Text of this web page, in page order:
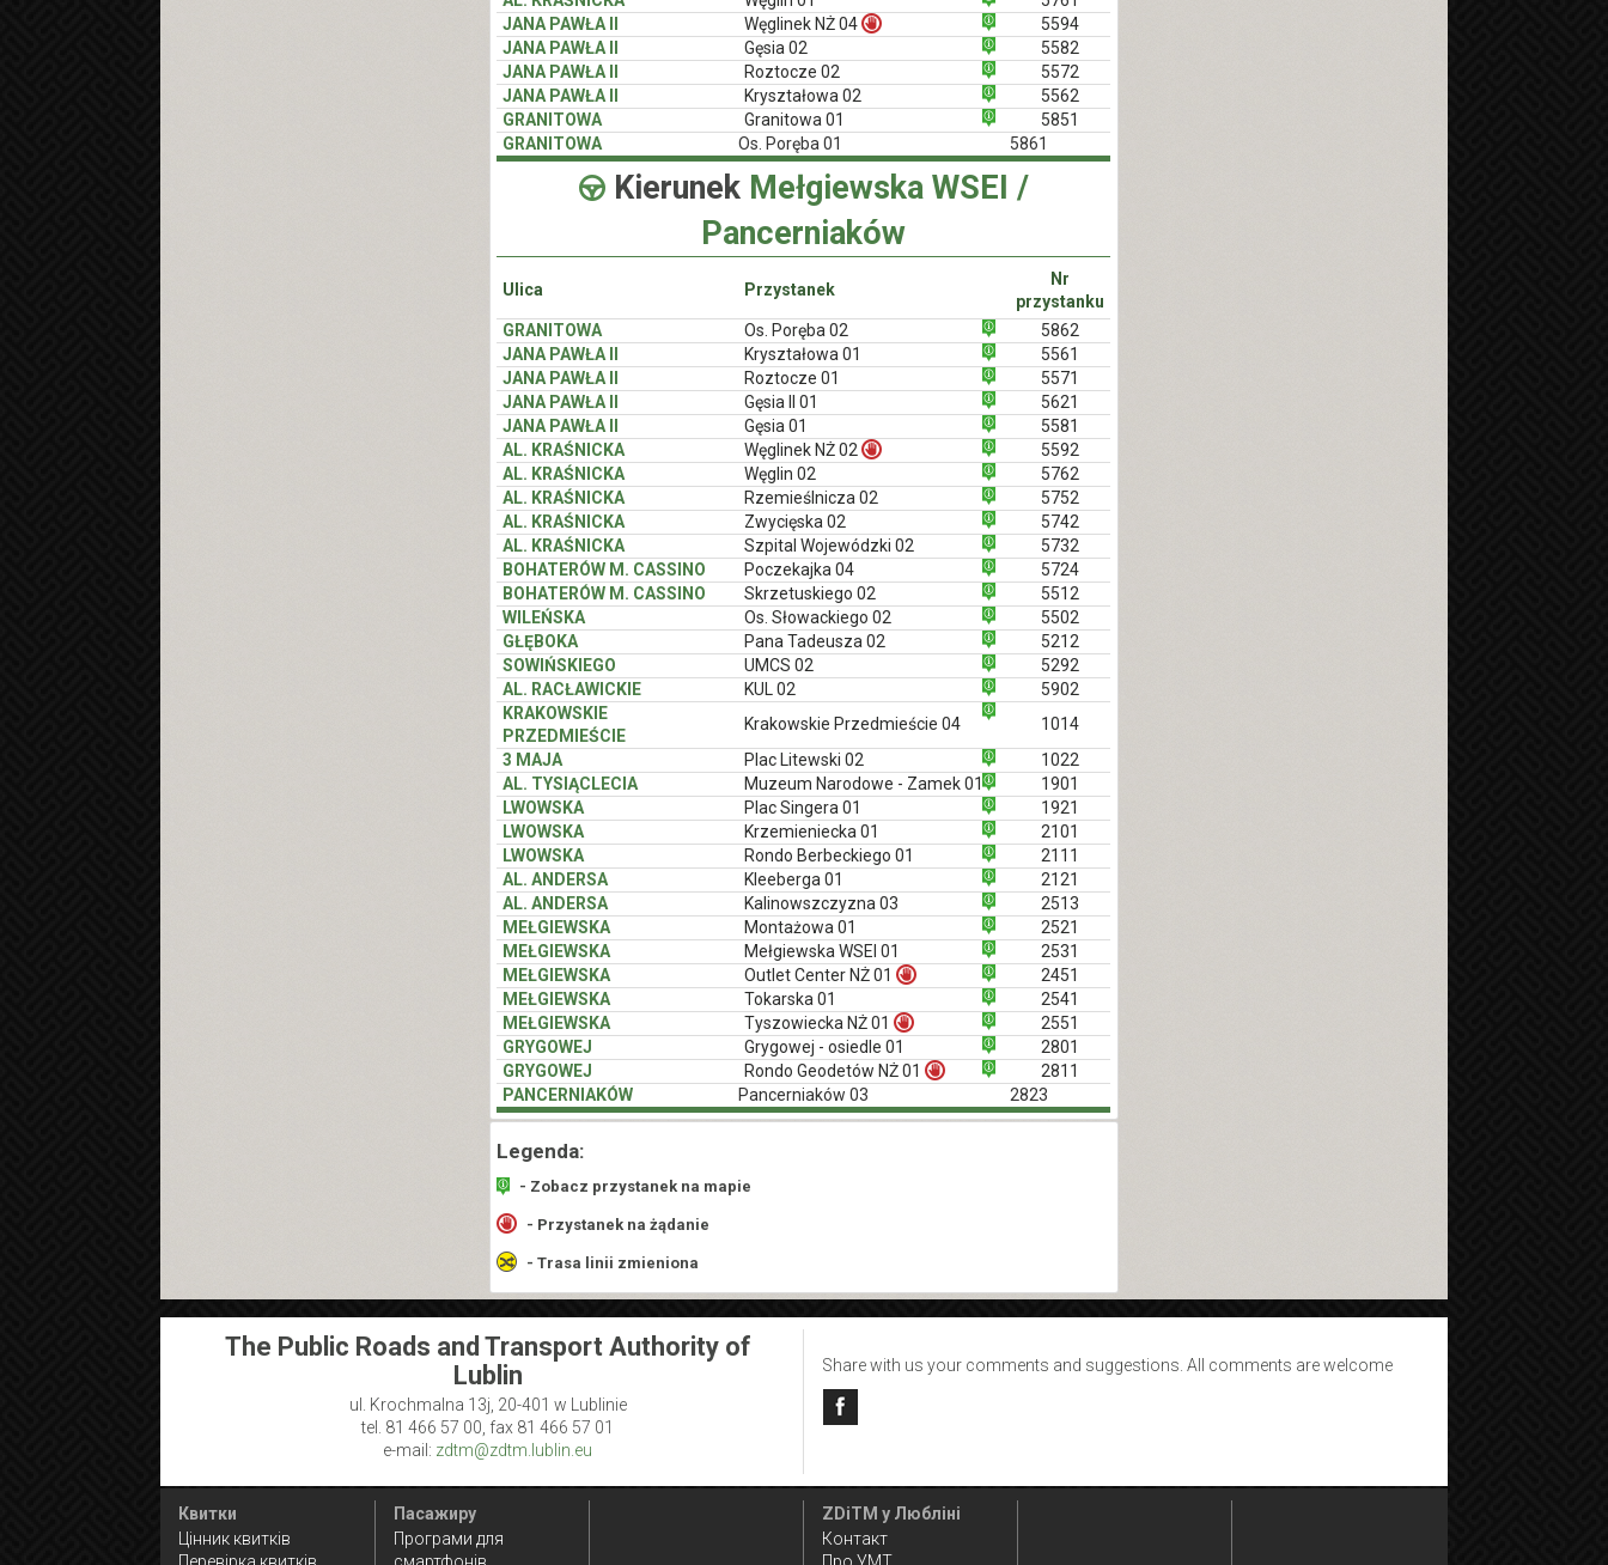
JANA PAWŁA II
Węglinek NŻ 04
5594
JANA PAWŁA II
Gęsia 02
5582
JANA PAWŁA II
Roztocze 02
5572
JANA PAWŁA II
Kryształowa 02
5562
GRANITOWA
Granitowa 01
5851
GRANITOWA
Os. Poręba 01 5861
Kierunek Mełgiewska WSEI /
Pancerniaków
Ulica Przystanek
Nr
przystanku
GRANITOWA
Os. Poręba 02
5862
JANA PAWŁA II
Kryształowa 01
5561
JANA PAWŁA II
Roztocze 01
5571
JANA PAWŁA II
Gęsia II 01
5621
JANA PAWŁA II
Gęsia 01
5581
AL. KRAŚNICKA
Węglinek NŻ 02
5592
AL. KRAŚNICKA
Węglin 02
5762
AL. KRAŚNICKA
Rzemieślnicza 02
5752
AL. KRAŚNICKA
Zwycięska 02
5742
AL. KRAŚNICKA
Szpital Wojewódzki 02
5732
BOHATERÓW M. CASSINO
Poczekajka 04
5724
BOHATERÓW M. CASSINO
Skrzetuskiego 02
5512
WILEŃSKA
Os. Słowackiego 02
5502
GŁĘBOKA
Pana Tadeusza 02
5212
SOWIŃSKIEGO
UMCS 02
5292
AL. RACŁAWICKIE
KUL 02
5902
KRAKOWSKIE
PRZEDMIEŚCIE
Krakowskie Przedmieście 04
1014
3 MAJA
Plac Litewski 02
1022
AL. TYSIĄCLECIA
Muzeum Narodowe - Zamek 01
1901
LWOWSKA
Plac Singera 01
1921
LWOWSKA
Krzemieniecka 01
2101
LWOWSKA
Rondo Berbeckiego 01
2111
AL. ANDERSA
Kleeberga 01
2121
AL. ANDERSA
Kalinowszczyzna 03
2513
MEŁGIEWSKA
Montażowa 01
2521
MEŁGIEWSKA
Mełgiewska WSEI 01
2531
MEŁGIEWSKA
Outlet Center NŻ 01
2451
MEŁGIEWSKA
Tokarska 01
2541
MEŁGIEWSKA
Tyszowiecka NŻ 01
2551
GRYGOWEJ
Grygowej - osiedle 01
2801
GRYGOWEJ
Rondo Geodetów NŻ 01
2811
PANCERNIAKÓW
Pancerniaków 03 2823
Legenda:
- Zobacz przystanek na mapie
- Przystanek na żądanie
- Trasa linii zmieniona
The Public Roads and Transport Authority of
Lublin
ul. Krochmalna 13j, 20-401 w Lublinie
tel. 81 466 57 00, fax 81 466 57 01
e-mail: zdtm@zdtm.lublin.eu
Share with us your comments and suggestions. All comments are welcome
Квитки
Цінник квитків
Пасажиру
Програми для
ZDiTM у Любліні
Контакт